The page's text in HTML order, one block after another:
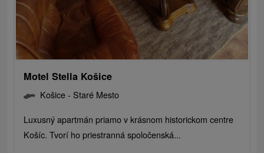
Motel Stella Košice
Košice - Staré Mesto
Luxusný apartmán priamo v krásnom historickom centre
Košíc. Tvorí ho priestranná spoločenská...